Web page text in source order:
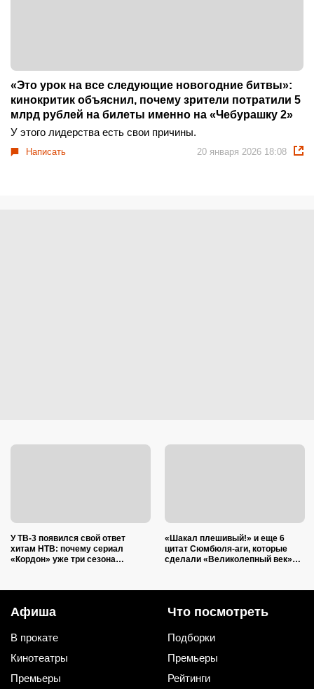
«Это урок на все следующие новогодние битвы»:
кинокритик объяснил, почему зрители потратили 5
млрд рублей на билеты именно на «Чебурашку 2»
У этого лидерства есть свои причины.
Написать 20 января 2026 18:08
У ТВ-3 появился свой ответ
хитам НТВ: почему сериал
«Кордон» уже три сезона
«Шакал плешивый!» и еще 6
цитат Сюмбюля-аги, которые
сделали «Великолепный век»
Афиша
В прокате
Кинотеатры
Премьеры
Что посмотреть
Подборки
Премьеры
Рейтинги